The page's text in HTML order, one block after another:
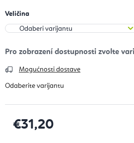
Veličina
Mogućnosti dostave
€31,20